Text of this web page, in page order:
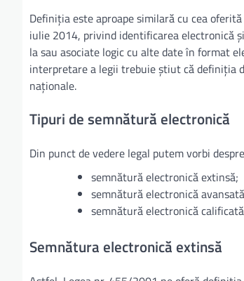
Definiția este aproape similară cu cea
iulie 2014, privind identificarea electronică
la sau asociate logic cu alte date în format
interpretare a legii trebuie știut că definiția
naționale.
Tipuri de semnătură electronică
Din punct de vedere legal putem vorbi
semnătură electronică extinsă;
semnătură electronică
semnătură electronică
Semnătura electronică extinsă